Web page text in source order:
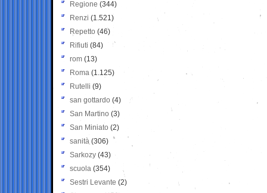
Regione (344)
Renzi (1.521)
Repetto (46)
Rifiuti (84)
rom (13)
Roma (1.125)
Rutelli (9)
san gottardo (4)
San Martino (3)
San Miniato (2)
sanità (306)
Sarkozy (43)
scuola (354)
Sestri Levante (2)